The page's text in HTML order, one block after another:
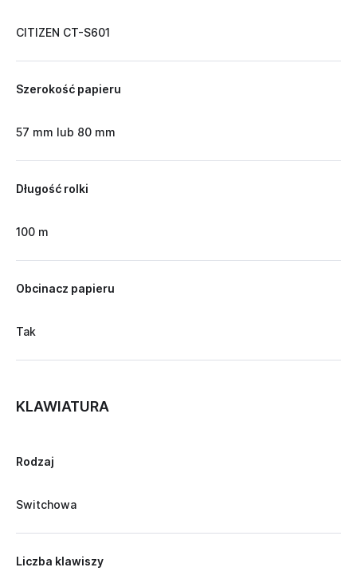
CITIZEN CT-S601
Szerokość papieru
57 mm lub 80 mm
Długość rolki
100 m
Obcinacz papieru
Tak
KLAWIATURA
Rodzaj
Switchowa
Liczba klawiszy